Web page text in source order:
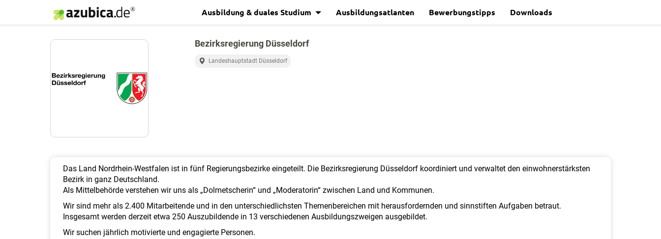
Ausbildung & duales Studium Ausbildungsatlanten Bewerbungstipps Downloads
Bezirksregierung Düsseldorf
Landeshauptstadt Düsseldorf
Das Land Nordrhein-Westfalen ist in fünf Regierungsbezirke eingeteilt. Die Bezirksregierung Düsseldorf koordiniert und verwaltet den einwohnerstärksten
Bezirk in ganz Deutschland.
Als Mittelbehörde verstehen wir uns als „Dolmetscherin“ und „Moderatorin“ zwischen Land und Kommunen.
Wir sind mehr als 2.400 Mitarbeitende und in den unterschiedlichsten Themenbereichen mit herausfordernden und sinnstiften Aufgaben betraut.
Insgesamt werden derzeit etwa 250 Auszubildende in 13 verschiedenen Ausbildungszweigen ausgebildet.
Wir suchen jährlich motivierte und engagierte Personen.